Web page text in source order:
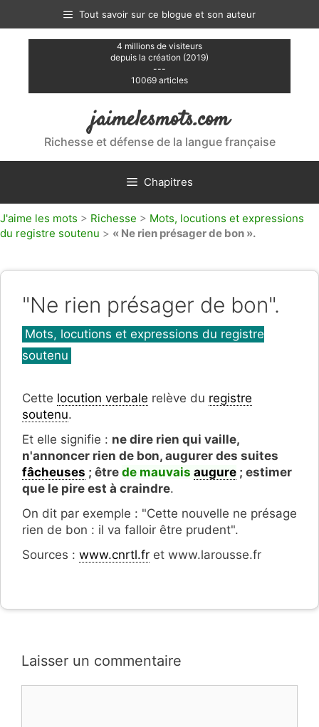
contenu
Tout savoir sur ce blogue et son auteur
4 millions de visiteurs
depuis la création (2019)
---
10069 articles
jaimelesmots.com
Richesse et défense de la langue française
Chapitres
J'aime les mots > Richesse > Mots, locutions et expressions
du registre soutenu > « Ne rien présager de bon ».
"Ne rien présager de bon".
Catégories
Mots, locutions et expressions du registre
soutenu
Cette locution verbale relève du registre
soutenu.
Et elle signifie : ne dire rien qui vaille,
n'annoncer rien de bon, augurer des suites
fâcheuses ; être de mauvais augure ; estimer
que le pire est à craindre.
On dit par exemple : "Cette nouvelle ne présage
rien de bon : il va falloir être prudent".
Sources : www.cnrtl.fr et www.larousse.fr
Laisser un commentaire